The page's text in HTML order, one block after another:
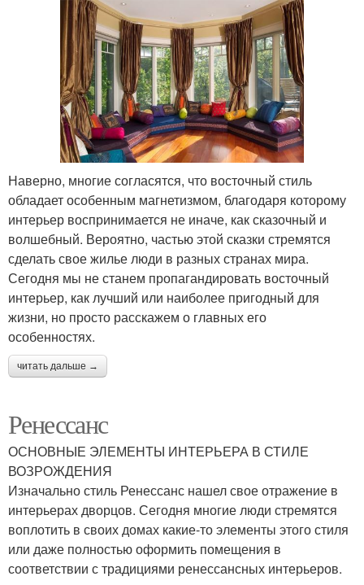
Наверно, многие согласятся, что восточный стиль
обладает особенным магнетизмом, благодаря которому
интерьер воспринимается не иначе, как сказочный и
волшебный. Вероятно, частью этой сказки стремятся
сделать свое жилье люди в разных странах мира.
Сегодня мы не станем пропагандировать восточный
интерьер, как лучший или наиболее пригодный для
жизни, но просто расскажем о главных его
особенностях.
читать дальше →
Ренессанс
ОСНОВНЫЕ ЭЛЕМЕНТЫ ИНТЕРЬЕРА В СТИЛЕ
ВОЗРОЖДЕНИЯ
Изначально стиль Ренессанс нашел свое отражение в
интерьерах дворцов. Сегодня многие люди стремятся
воплотить в своих домах какие-то элементы этого стиля
или даже полностью оформить помещения в
соответствии с традициями ренессансных интерьеров.